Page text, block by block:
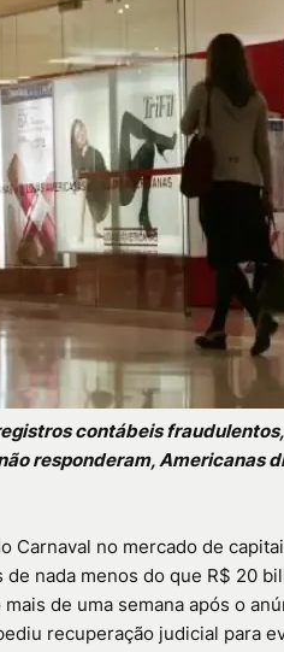
contábeis
responderam, Americanas
Carnaval no mercado de
nada menos do que R$ 20
de uma semana após o
recuperação judicial para